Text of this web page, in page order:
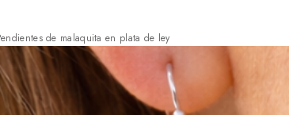
Pendientes de malaquita en plata de ley